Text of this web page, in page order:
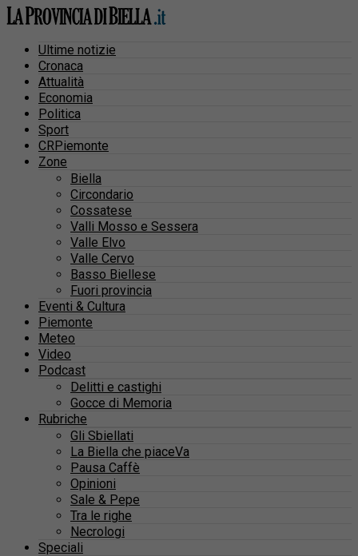
Ultime notizie
Cronaca
Attualità
Economia
Politica
Sport
CRPiemonte
Zone
Biella
Circondario
Cossatese
Valli Mosso e Sessera
Valle Elvo
Valle Cervo
Basso Biellese
Fuori provincia
Eventi & Cultura
Piemonte
Meteo
Video
Podcast
Delitti e castighi
Gocce di Memoria
Rubriche
Gli Sbiellati
La Biella che piaceVa
Pausa Caffè
Opinioni
Sale & Pepe
Tra le righe
Necrologi
Speciali